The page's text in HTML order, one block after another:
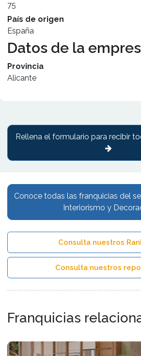
75
País de origen
España
Datos de la
Provincia
Alicante
Conoce todas las franquicias del
Interiorismo y
Consulta nuestros
Consulta nuestros
Franquicias